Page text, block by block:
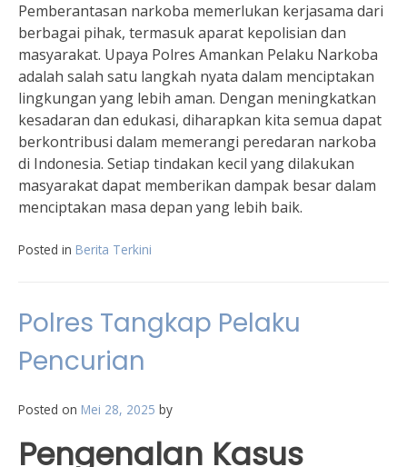
Pemberantasan narkoba memerlukan kerjasama dari
berbagai pihak, termasuk aparat kepolisian dan
masyarakat. Upaya Polres Amankan Pelaku Narkoba
adalah salah satu langkah nyata dalam menciptakan
lingkungan yang lebih aman. Dengan meningkatkan
kesadaran dan edukasi, diharapkan kita semua dapat
berkontribusi dalam memerangi peredaran narkoba
di Indonesia. Setiap tindakan kecil yang dilakukan
masyarakat dapat memberikan dampak besar dalam
menciptakan masa depan yang lebih baik.
Posted in Berita Terkini
Polres Tangkap Pelaku
Pencurian
Posted on Mei 28, 2025 by
Pengenalan Kasus